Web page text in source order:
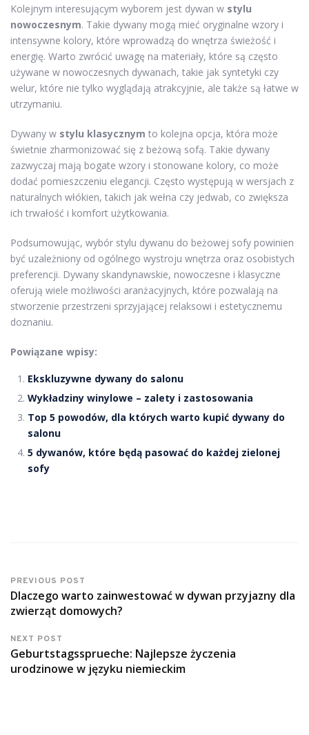
Kolejnym interesującym wyborem jest dywan w stylu
nowoczesnym. Takie dywany mogą mieć oryginalne wzory i
intensywne kolory, które wprowadzą do wnętrza świeżość i
energię. Warto zwrócić uwagę na materiały, które są często
używane w nowoczesnych dywanach, takie jak syntetyki czy
welur, które nie tylko wyglądają atrakcyjnie, ale także są łatwe w
utrzymaniu.
Dywany w stylu klasycznym to kolejna opcja, która może
świetnie zharmonizować się z beżową sofą. Takie dywany
zazwyczaj mają bogate wzory i stonowane kolory, co może
dodać pomieszczeniu elegancji. Często występują w wersjach z
naturalnych włókien, takich jak wełna czy jedwab, co zwiększa
ich trwałość i komfort użytkowania.
Podsumowując, wybór stylu dywanu do beżowej sofy powinien
być uzależniony od ogólnego wystroju wnętrza oraz osobistych
preferencji. Dywany skandynawskie, nowoczesne i klasyczne
oferują wiele możliwości aranżacyjnych, które pozwalają na
stworzenie przestrzeni sprzyjającej relaksowi i estetycznemu
doznaniu.
Powiązane wpisy:
Ekskluzywne dywany do salonu
Wykładziny winylowe – zalety i zastosowania
Top 5 powodów, dla których warto kupić dywany do
salonu
5 dywanów, które będą pasować do każdej zielonej
sofy
PREVIOUS POST
Dlaczego warto zainwestować w dywan przyjazny dla
zwierząt domowych?
NEXT POST
Geburtstagssprueche: Najlepsze życzenia
urodzinowe w języku niemieckim